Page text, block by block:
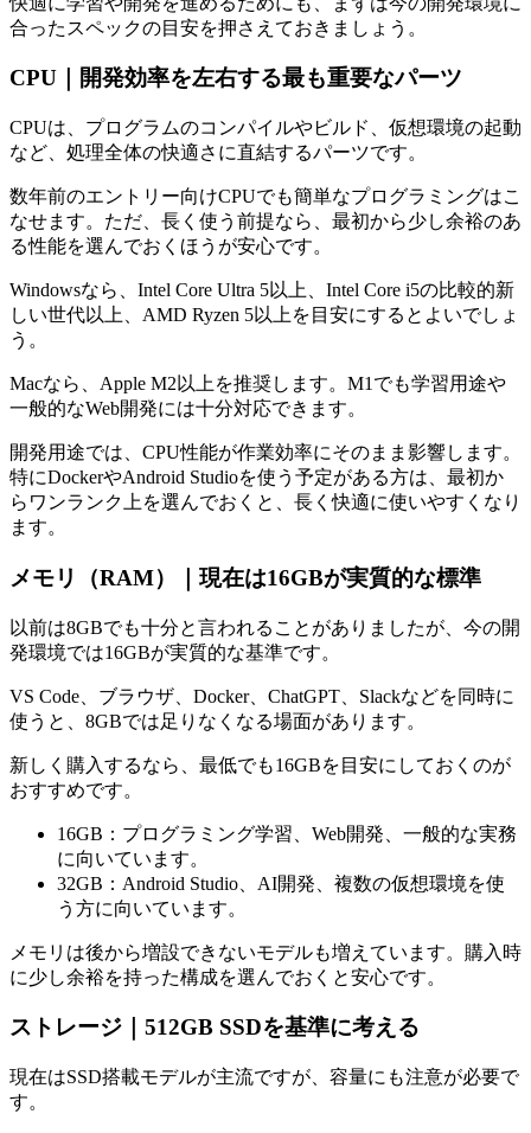
合ったスペックの目安を押さえておきましょう。
CPU｜開発効率を左右する最も重要なパーツ
CPUは、プログラムのコンパイルやビルド、仮想環境の起動
など、処理全体の快適さに直結するパーツです。
数年前のエントリー向けCPUでも簡単なプログラミングはこ
なせます。ただ、長く使う前提なら、最初から少し余裕のあ
る性能を選んでおくほうが安心です。
Windowsなら、Intel Core Ultra 5以上、Intel Core i5の比較的新
しい世代以上、AMD Ryzen 5以上を目安にするとよいでしょ
う。
Macなら、Apple M2以上を推奨します。M1でも学習用途や
一般的なWeb開発には十分対応できます。
開発用途では、CPU性能が作業効率にそのまま影響します。
特にDockerやAndroid Studioを使う予定がある方は、最初か
らワンランク上を選んでおくと、長く快適に使いやすくなり
ます。
メモリ（RAM）｜現在は16GBが実質的な標準
以前は8GBでも十分と言われることがありましたが、今の開
発環境では16GBが実質的な基準です。
VS Code、ブラウザ、Docker、ChatGPT、Slackなどを同時に
使うと、8GBでは足りなくなる場面があります。
新しく購入するなら、最低でも16GBを目安にしておくのが
おすすめです。
16GB：プログラミング学習、Web開発、一般的な実務
に向いています。
32GB：Android Studio、AI開発、複数の仮想環境を使
う方に向いています。
メモリは後から増設できないモデルも増えています。購入時
に少し余裕を持った構成を選んでおくと安心です。
ストレージ｜512GB SSDを基準に考える
現在はSSD搭載モデルが主流ですが、容量にも注意が必要で
す。